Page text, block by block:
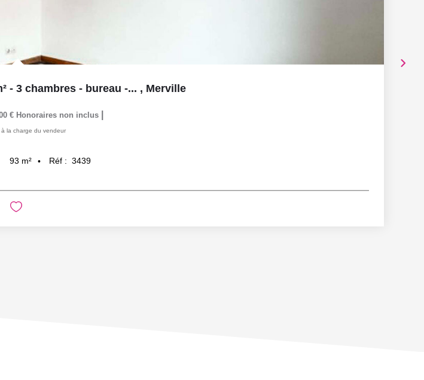
- 3 chambres - bureau -... , Merville
€ Honoraires non inclus
à la charge du vendeur
93 m² Réf : 3439